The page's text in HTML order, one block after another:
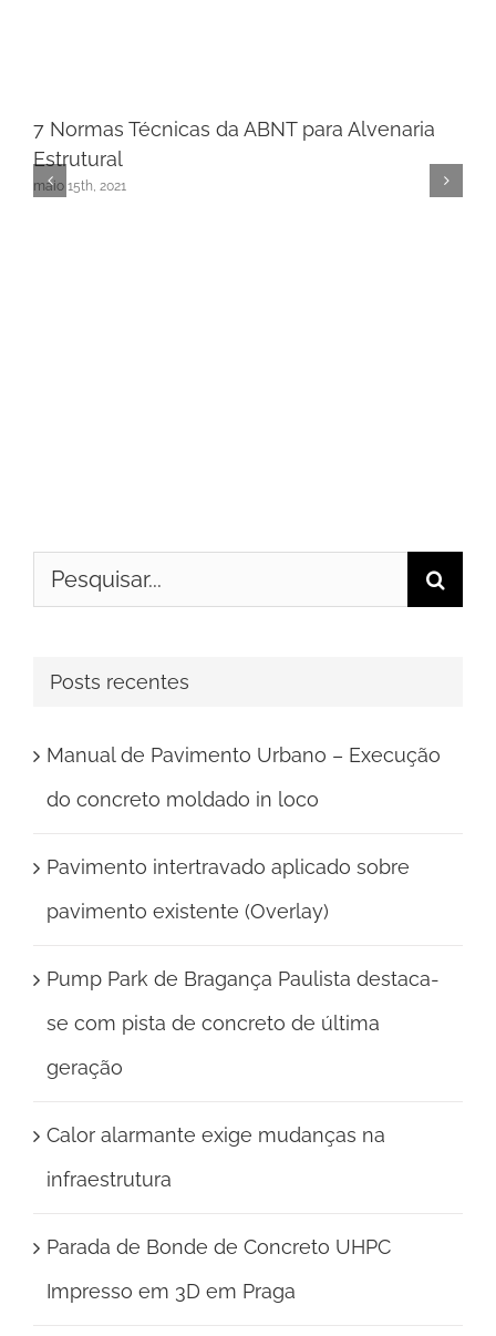
7 Normas Técnicas da ABNT para Alvenaria
Estrutural
maio 15th, 2021
Buscar
Posts recentes
Manual de Pavimento Urbano – Execução
do concreto moldado in loco
Pavimento intertravado aplicado sobre
pavimento existente (Overlay)
Pump Park de Bragança Paulista destaca-
se com pista de concreto de última
geração
Calor alarmante exige mudanças na
infraestrutura
Parada de Bonde de Concreto UHPC
Impresso em 3D em Praga